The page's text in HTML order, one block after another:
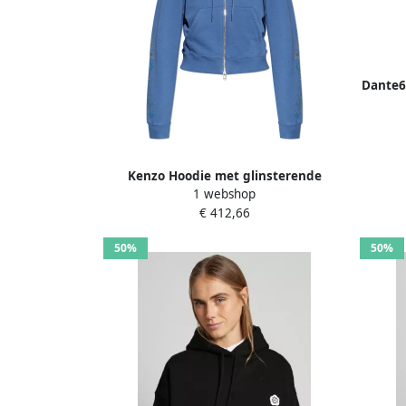
Kenzo Hoodie met glinsterende
applicaties Blue Dames
1 webshop
€ 412,66
50% 50%